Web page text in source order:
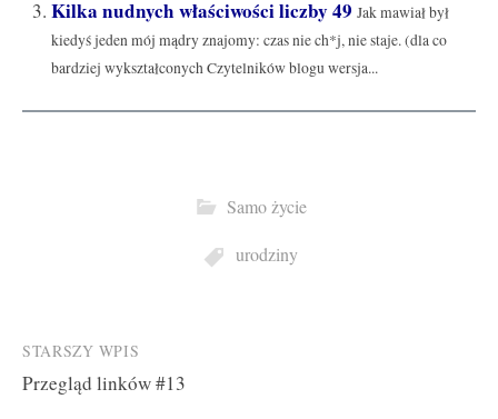
Kilka nudnych właściwości liczby 49 Jak mawiał był
kiedyś jeden mój mądry znajomy: czas nie ch*j, nie staje. (dla co
bardziej wykształconych Czytelników blogu wersja...
Samo życie
urodziny
Post
navigation
STARSZY WPIS
Przegląd linków #13